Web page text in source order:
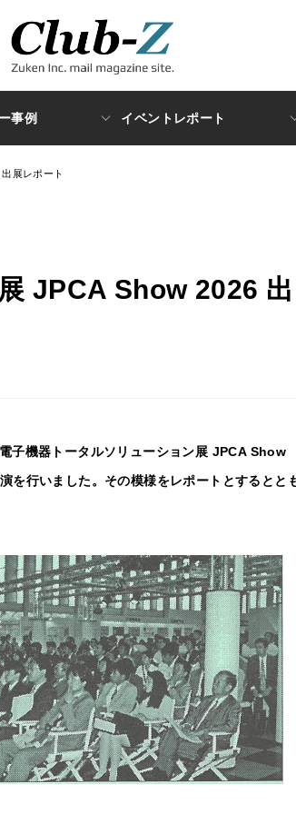
事例 イベントレポート
展レポート
JPCA Show 2026 出
子機器トータルソリューション展 JPCA Show
を行いました。その模様をレポートとするとと